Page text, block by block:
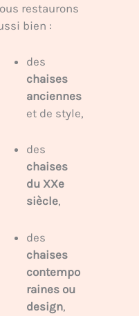
restaurons
bien :
des
chaises
anciennes
et de style,
des
chaises
du XXe
siècle,
des
chaises
contempo
raines ou
design,